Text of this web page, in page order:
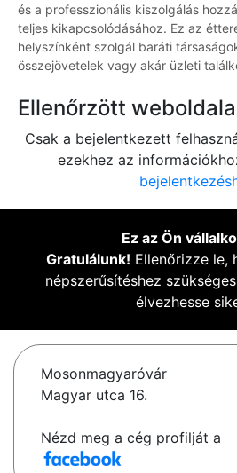
és a professzionális kiszolgálás
teljes kikapcsolódásához. Ez az
helyszínként szolgál baráti
összejövetelek vagy akár üzleti
Ellenőrzött
Csak a bejelentkezett
ezekhez az
Ez az Ön
Gratulálunk! Ellenőrizze le,
népszerűsítéshez
élvezhesse
Mosonmagyaróvár
Magyar utca 16.
Nézd meg a cég profilját a